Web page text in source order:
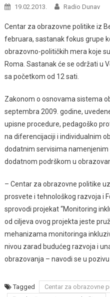
19.02.2013. Radio Dunav
Centar za obrazovne politike iz
februara, sastanak fokus grupe
obrazovno-političkih mera koje
Roma. Sastanak će se održati u
sa početkom od 12 sati.
Zakonom o osnovama sistema
septembra 2009. godine,
upisne procedure, pedagoško
na diferencijaciji i individualnim
dodatnim servisima
dodatnom podrškom u
– Centar za obrazovne politike
prosvete i tehnološkog razvoja i
sprovodi projekat “Monitoring
od ciljeva ovog projekta jeste
mehanizama monitoringa
nivou zarad budućeg razvoja i
obrazovanja – navodi se u
Tagged
Centar za obrazovne